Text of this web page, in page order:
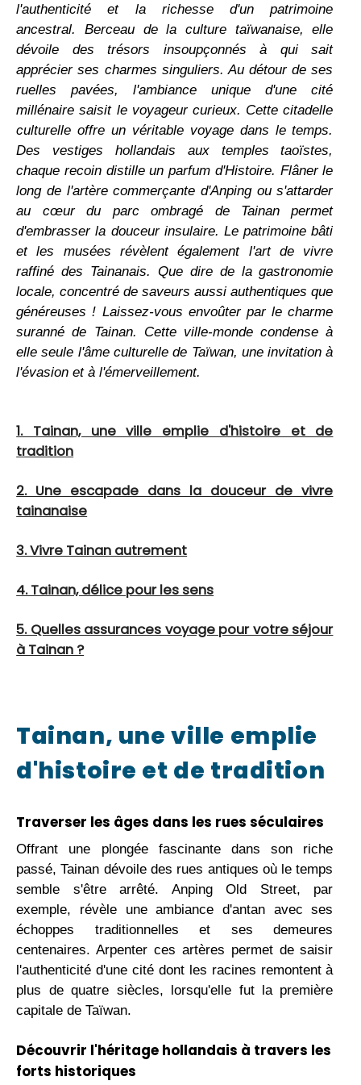
l'authenticité et la richesse d'un patrimoine
ancestral. Berceau de la culture taïwanaise, elle
dévoile des trésors insoupçonnés à qui sait
apprécier ses charmes singuliers. Au détour de ses
ruelles pavées, l'ambiance unique d'une cité
millénaire saisit le voyageur curieux. Cette citadelle
culturelle offre un véritable voyage dans le temps.
Des vestiges hollandais aux temples taoïstes,
chaque recoin distille un parfum d'Histoire. Flâner le
long de l'artère commerçante d'Anping ou s'attarder
au cœur du parc ombragé de Tainan permet
d'embrasser la douceur insulaire. Le patrimoine bâti
et les musées révèlent également l'art de vivre
raffiné des Tainanais. Que dire de la gastronomie
locale, concentré de saveurs aussi authentiques que
généreuses ! Laissez-vous envoûter par le charme
suranné de Tainan. Cette ville-monde condense à
elle seule l'âme culturelle de Taïwan, une invitation à
l'évasion et à l'émerveillement.
1. Tainan, une ville emplie d'histoire et de
tradition
2. Une escapade dans la douceur de vivre
tainanaise
3. Vivre Tainan autrement
4. Tainan, délice pour les sens
5. Quelles assurances voyage pour votre séjour
à Tainan ?
Tainan, une ville emplie
d'histoire et de tradition
Traverser les âges dans les rues séculaires
Offrant une plongée fascinante dans son riche
passé, Tainan dévoile des rues antiques où le temps
semble s'être arrêté. Anping Old Street, par
exemple, révèle une ambiance d'antan avec ses
échoppes traditionnelles et ses demeures
centenaires. Arpenter ces artères permet de saisir
l'authenticité d'une cité dont les racines remontent à
plus de quatre siècles, lorsqu'elle fut la première
capitale de Taïwan.
Découvrir l'héritage hollandais à travers les
forts historiques